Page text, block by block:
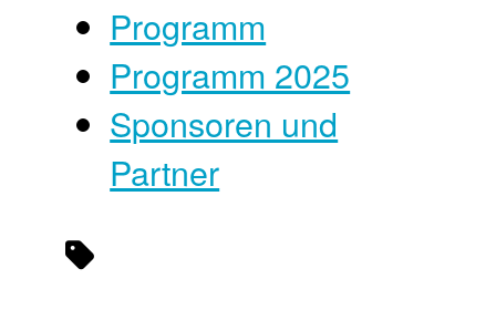
Programm
Programm 2025
Sponsoren und
Partner